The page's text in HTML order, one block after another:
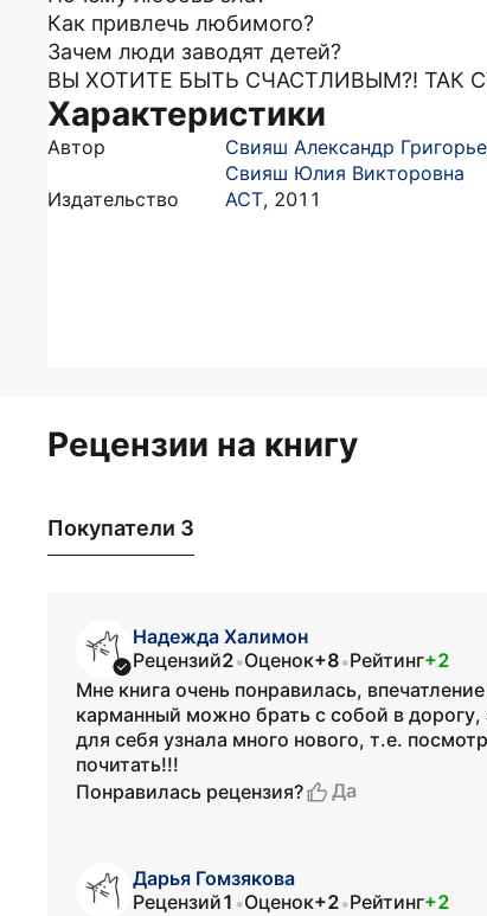
Как привлечь любимого?
Зачем люди заводят детей?
ВЫ ХОТИТЕ БЫТЬ СЧАСТЛИВЫМ?! ТАК
Характеристики
Автор Свияш Александр
Свияш Юлия Викторовна
Издательство
АСТ, 2011
Рецензии на книгу
Покупатели 3
Надежда Халимон
Рецензий2•Оценок+8•Рейтинг+2
Мне книга очень понравилась,
карманный можно брать с собой в дорогу,
для себя узнала много нового, т.е.
почитать!!!
Понравилась рецензия?
Да
Дарья Гомзякова
Рецензий1 •Оценок+2•Рейтинг+2